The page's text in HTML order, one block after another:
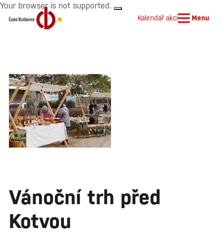
Your browser is not supported.
Kalendář akcí Menu
Vánoční trh před
Kotvou